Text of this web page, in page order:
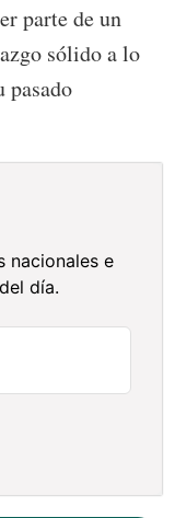
parte de un
sólido a lo
pasado
nacionales e
día.